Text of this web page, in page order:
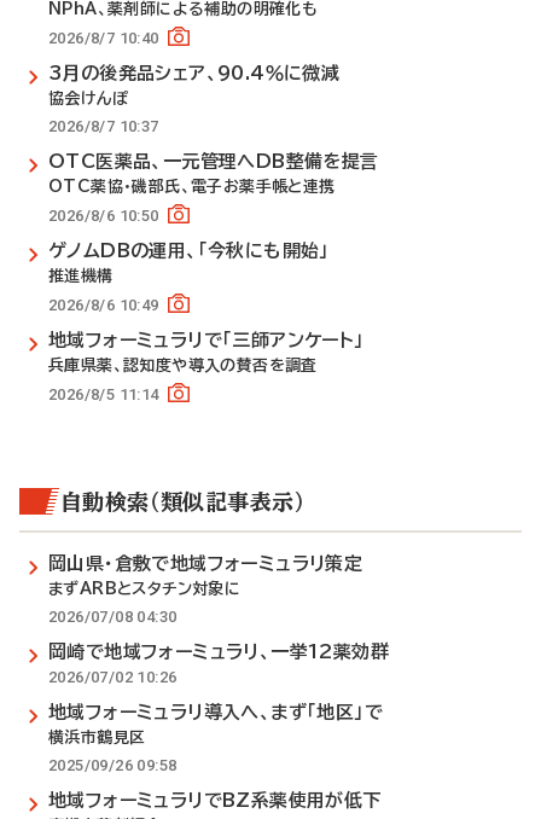
NPhA、薬剤師による補助の明確化も
2026/8/7 10:40
3月の後発品シェア、90.4％に微減
協会けんぽ
2026/8/7 10:37
OTC医薬品、一元管理へDB整備を提言
OTC薬協・磯部氏、電子お薬手帳と連携
2026/8/6 10:50
ゲノムDBの運用、「今秋にも開始」
推進機構
2026/8/6 10:49
地域フォーミュラリで「三師アンケート」
兵庫県薬、認知度や導入の賛否を調査
2026/8/5 11:14
自動検索（類似記事表示）
岡山県・倉敷で地域フォーミュラリ策定
まずARBとスタチン対象に
2026/07/08 04:30
岡崎で地域フォーミュラリ、一挙12薬効群
2026/07/02 10:26
地域フォーミュラリ導入へ、まず「地区」で
横浜市鶴見区
2025/09/26 09:58
地域フォーミュラリでBZ系薬使用が低下